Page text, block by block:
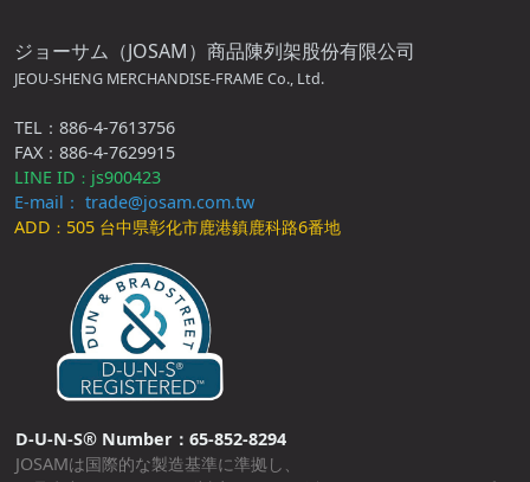
ジョーサム（JOSAM）商品陳列架股份有限公司
JEOU-SHENG MERCHANDISE-FRAME Co., Ltd.
TEL：886-4-7613756
FAX：886-4-7629915
LINE ID ： js900423
E-mail： trade@josam.com.tw
ADD ： 505 台中県彰化市鹿港鎮鹿科路6番地
D-U-N-S® Number：65-852-8294
JOSAMは国際的な製造基準に準拠し、